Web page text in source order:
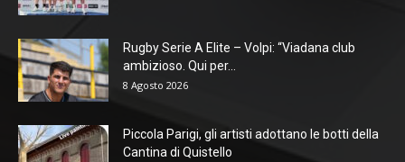
Rugby Serie A Elite – Volpi: “Viadana club
ambizioso. Qui per...
8 Agosto 2026
Piccola Parigi, gli artisti adottano le botti della
Cantina di Quistello